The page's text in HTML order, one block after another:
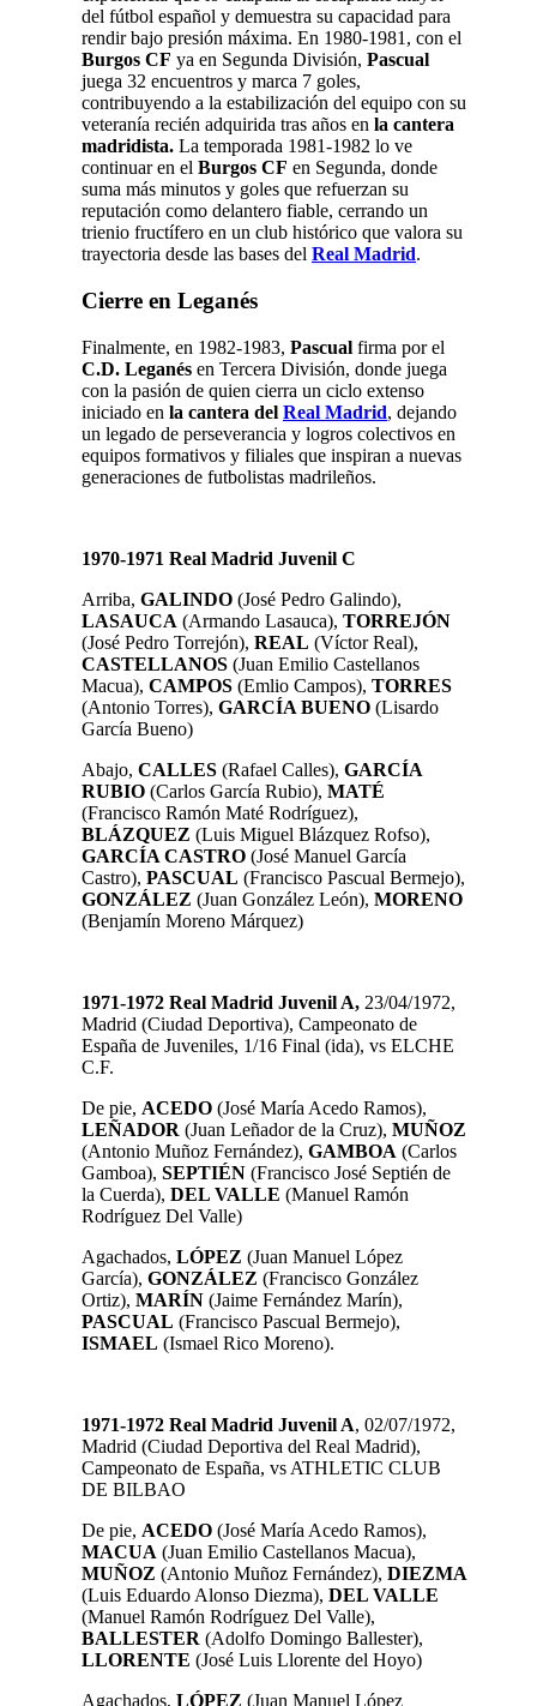
del fútbol español y demuestra su capacidad para
rendir bajo presión máxima. En 1980-1981, con el
Burgos CF ya en Segunda División, Pascual
juega 32 encuentros y marca 7 goles,
contribuyendo a la estabilización del equipo con su
veteranía recién adquirida tras años en la cantera
madridista. La temporada 1981-1982 lo ve
continuar en el Burgos CF en Segunda, donde
suma más minutos y goles que refuerzan su
reputación como delantero fiable, cerrando un
trienio fructífero en un club histórico que valora su
trayectoria desde las bases del Real Madrid.
Cierre en Leganés
Finalmente, en 1982-1983, Pascual firma por el
C.D. Leganés en Tercera División, donde juega
con la pasión de quien cierra un ciclo extenso
iniciado en la cantera del Real Madrid, dejando
un legado de perseverancia y logros colectivos en
equipos formativos y filiales que inspiran a nuevas
generaciones de futbolistas madrileños.
1970-1971 Real Madrid Juvenil C
Arriba, GALINDO (José Pedro Galindo),
LASAUCA (Armando Lasauca), TORREJÓN
(José Pedro Torrejón), REAL (Víctor Real),
CASTELLANOS (Juan Emilio Castellanos
Macua), CAMPOS (Emlio Campos), TORRES
(Antonio Torres), GARCÍA BUENO (Lisardo
García Bueno)
Abajo, CALLES (Rafael Calles), GARCÍA
RUBIO (Carlos García Rubio), MATÉ
(Francisco Ramón Maté Rodríguez),
BLÁZQUEZ (Luis Miguel Blázquez Rofso),
GARCÍA CASTRO (José Manuel García
Castro), PASCUAL (Francisco Pascual Bermejo),
GONZÁLEZ (Juan González León), MORENO
(Benjamín Moreno Márquez)
1971-1972 Real Madrid Juvenil A, 23/04/1972,
Madrid (Ciudad Deportiva), Campeonato de
España de Juveniles, 1/16 Final (ida), vs ELCHE
C.F.
De pie, ACEDO (José María Acedo Ramos),
LEÑADOR (Juan Leñador de la Cruz), MUÑOZ
(Antonio Muñoz Fernández), GAMBOA (Carlos
Gamboa), SEPTIÉN (Francisco José Septién de
la Cuerda), DEL VALLE (Manuel Ramón
Rodríguez Del Valle)
Agachados, LÓPEZ (Juan Manuel López
García), GONZÁLEZ (Francisco González
Ortiz), MARÍN (Jaime Fernández Marín),
PASCUAL (Francisco Pascual Bermejo),
ISMAEL (Ismael Rico Moreno).
1971-1972 Real Madrid Juvenil A, 02/07/1972,
Madrid (Ciudad Deportiva del Real Madrid),
Campeonato de España, vs ATHLETIC CLUB
DE BILBAO
De pie, ACEDO (José María Acedo Ramos),
MACUA (Juan Emilio Castellanos Macua),
MUÑOZ (Antonio Muñoz Fernández), DIEZMA
(Luis Eduardo Alonso Diezma), DEL VALLE
(Manuel Ramón Rodríguez Del Valle),
BALLESTER (Adolfo Domingo Ballester),
LLORENTE (José Luis Llorente del Hoyo)
Agachados, LÓPEZ (Juan Manuel López